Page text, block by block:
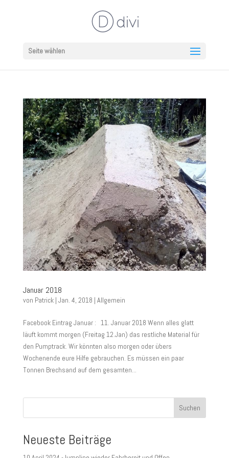
Seite wählen
Januar 2018
von Patrick| Jan. 4, 2018 | Allgemein
Facebook Eintrag Januar : 11. Januar 2018 Wenn alles glatt
läuft kommt morgen (Freitag 12.Jan) das restliche Material für
den Pumptrack. Wir könnten also morgen oder übers
Wochenende eure Hilfe gebrauchen. Es müssen ein paar
Tonnen Brechsand auf dem gesamten...
Suchen
Neueste Beiträge